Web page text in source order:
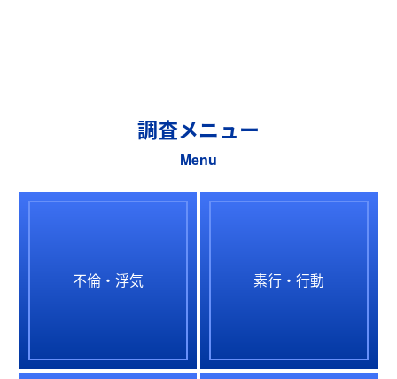
調査メニュー
Menu
不倫・浮気 素行・行動